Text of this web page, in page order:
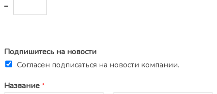
=
Подпишитесь на новости
Согласен подписаться на новости компании.
Название*